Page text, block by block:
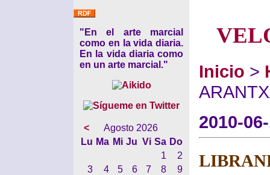
"En el arte marcial
como en la vida diaria.
En la vida diaria como
en un arte marcial."
<
Agosto 2026
Lu Ma Mi Ju Vi Sa Do
1
2
3
4 5 6 7 8
9
Inicio >
2010-